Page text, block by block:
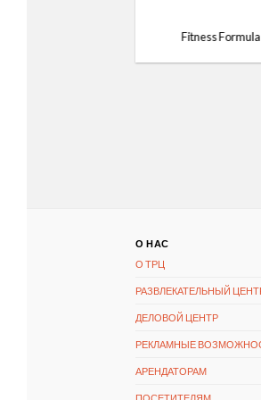
Fitness Formula
О НАС
О ТРЦ
РАЗВЛЕКАТЕЛЬНЫЙ
ДЕЛОВОЙ ЦЕНТР
РЕКЛАМНЫЕ
АРЕНДАТОРАМ
ПОСЕТИТЕЛЯМ